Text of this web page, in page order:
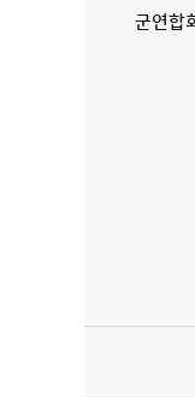
군연합